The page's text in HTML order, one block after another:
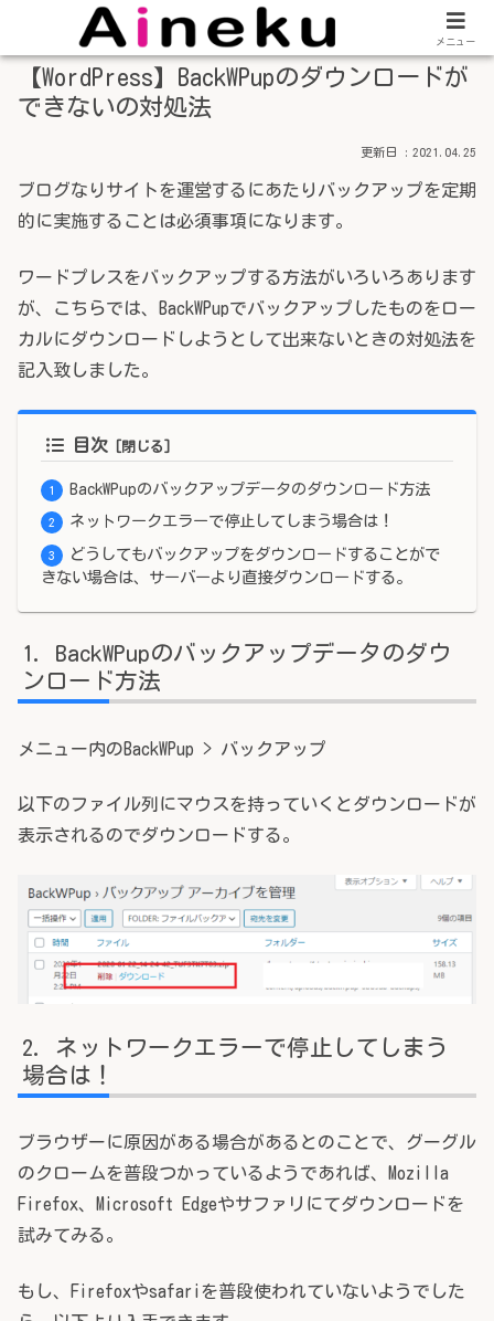
【WordPress】BackWPupのダウンロードが
できないの対処法
2021.04.25
ブログなりサイトを運営するにあたりバックアップを定期
的に実施することは必須事項になります。
ワードプレスをバックアップする方法がいろいろあります
が、こちらでは、BackWPupでバックアップしたものをロー
カルにダウンロードしようとして出来ないときの対処法を
記入致しました。
目次
BackWPupのバックアップデータのダウンロード方法
ネットワークエラーで停止してしまう場合は！
どうしてもバックアップをダウンロードすることがで
きない場合は、サーバーより直接ダウンロードする。
BackWPupのバックアップデータのダウ
ンロード方法
メニュー内のBackWPup > バックアップ
以下のファイル列にマウスを持っていくとダウンロードが
表示されるのでダウンロードする。
ネットワークエラーで停止してしまう
場合は！
ブラウザーに原因がある場合があるとのことで、グーグル
のクロームを普段つかっているようであれば、Mozilla
Firefox、Microsoft Edgeやサファリにてダウンロードを
試みてみる。
もし、Firefoxやsafariを普段使われていないようでした
メニュー